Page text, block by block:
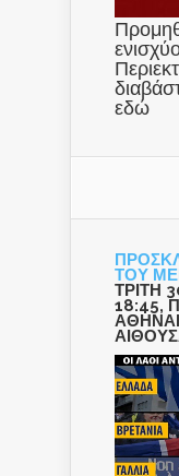
εδώ
ΤΟΥ
ΤΡΙΤΗ
18:45,